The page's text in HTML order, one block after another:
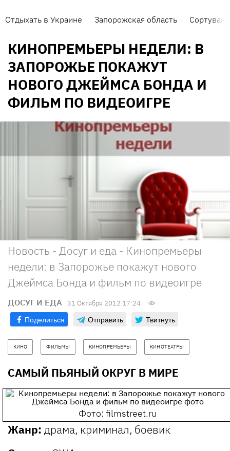
Отдыхать в Украине Запорожская область
КИНОПРЕМЬЕРЫ НЕДЕЛИ: В
ЗАПОРОЖЬЕ ПОКАЖУТ
НОВОГО ДЖЕЙМСА БОНДА И
ФИЛЬМ ПО ВИДЕОИГРЕ
Новость - Досуг и еда - Кинопремьеры
недели: в Запорожье покажут нового
Джеймса Бонда и фильм по видеоигре
ДОСУГ И ЕДА 31 Октября 2012 17:24
Поделиться Отправить Твитнуть
КИНО ФИЛЬМЫ КИНОПРЕМЬЕРЫ КИНОТЕАТРЫ
САМЫЙ ПЬЯНЫЙ ОКРУГ В МИРЕ
Фото: filmstreet.ru
Жанр: драма, криминал, боевик